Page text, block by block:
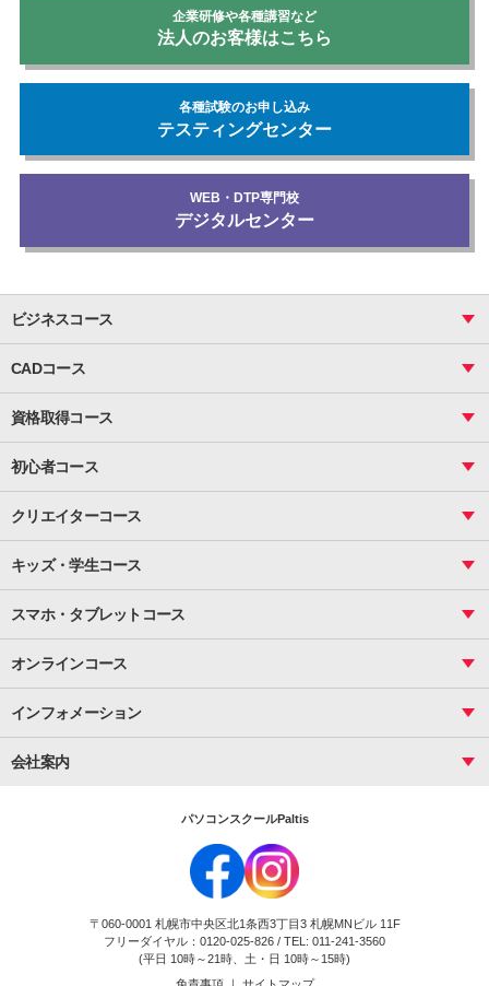
企業研修や各種講習など
法人のお客様はこちら
各種試験のお申し込み
テスティングセンター
WEB・DTP専門校
デジタルセンター
ビジネスコース
関数
ピボットテーブル
マクロ
資料作成（基礎）
資料作成（応用）
プレゼンスキル
Word
文書作成（応用）
文書作成（デザイン活用）
Access
データベース活用
CADコース
図面作成（基礎）
図面作成（応用）
資格取得コース
VBAエキスパート
ビジネス統計
CS
サーティファイ
初心者コース
案内文書・レター・はがき・POP作成
インターネット活用
メール活用
クリエイターコース
基礎
応用
Illustrator
基礎
応用
HTML/CSS
InDesign
Basic
キッズ・学生コース
プライマリー（年長～小２）
スタンダード（小３～小６）
マインクラフト（年長～小６）
パソコンコース
中学生コース
高校生コース
スマホ・タブレットコース
初めてのLINE
初めてのInstagram
初めてのTwitter
初めてのfacebook
オンラインコース
インフォメーション
パルティスの特徴
ジュニアプログラミングスクール時計台教室
ジュニアプログラミングスクール苫小牧沼ノ端教室
会社案内
パソコンスクールPaltis
〒060-0001 札幌市中央区北1条西3丁目3 札幌MNビル 11F
フリーダイヤル：0120-025-826 / TEL: 011-241-3560
(平日 10時～21時、土・日 10時～15時)